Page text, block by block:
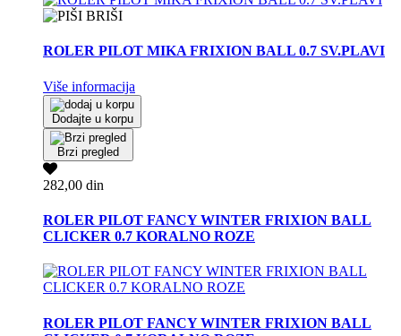
ROLER PILOT MIKA FRIXION BALL 0.7 SV.PLAVI
Više informacija
Dodajte u korpu
Brzi pregled
282,00 din
ROLER PILOT FANCY WINTER FRIXION BALL
CLICKER 0.7 KORALNO ROZE
ROLER PILOT FANCY WINTER FRIXION BALL